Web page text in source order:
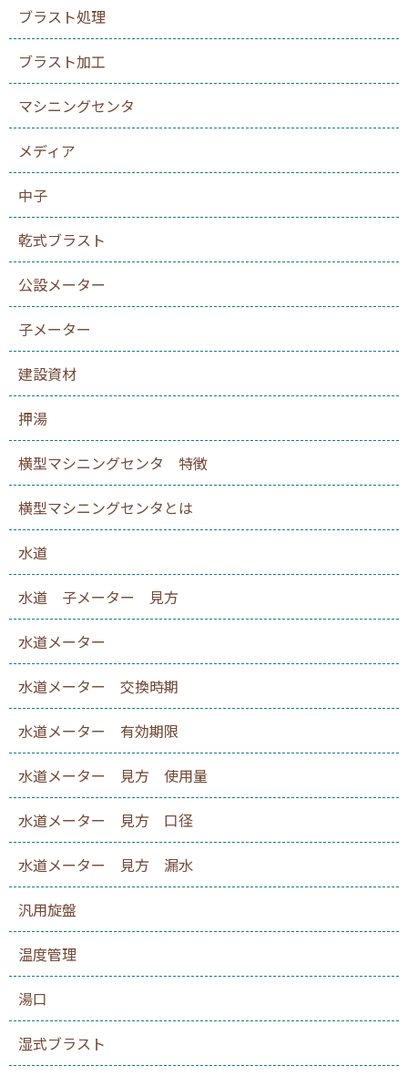
ブラスト処理
ブラスト加工
マシニングセンタ
メディア
中子
乾式ブラスト
公設メーター
子メーター
建設資材
押湯
横型マシニングセンタ 特徴
横型マシニングセンタとは
水道
水道 子メーター 見方
水道メーター
水道メーター 交換時期
水道メーター 有効期限
水道メーター 見方 使用量
水道メーター 見方 口径
水道メーター 見方 漏水
汎用旋盤
温度管理
湯口
湿式ブラスト